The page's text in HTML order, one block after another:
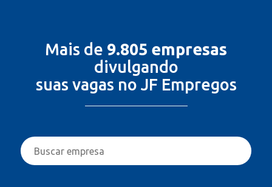
Mais de 9.805 empresas
divulgando
suas vagas no JF Empregos